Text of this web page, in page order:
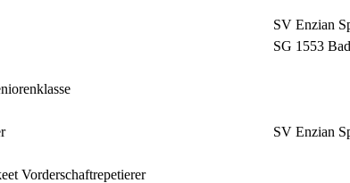
SV Enzian
SG 1553
SV Enzian
Vorderschaftrepetierer